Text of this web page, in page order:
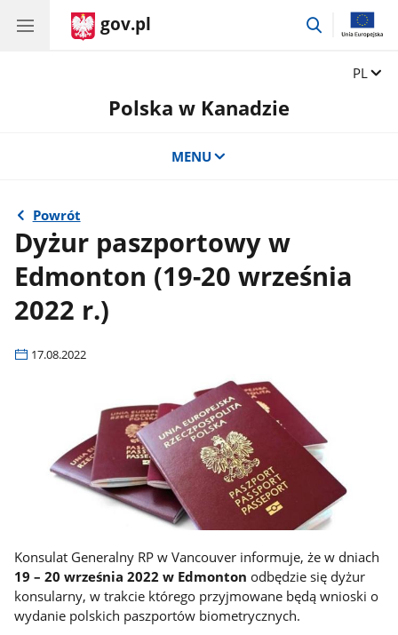
gov.pl
przejdź
Zmień
PL
Polska w Kanadzie
MENU
Powrót
Dyżur paszportowy w
Edmonton (19-20 września
2022 r.)
17.08.2022
Konsulat Generalny RP w Vancouver informuje, że w dniach
19 – 20 września 2022 w Edmontonodbędzie się dyżur
konsularny, w trakcie którego przyjmowane będą wnioski o
wydanie polskich paszportów biometrycznych.